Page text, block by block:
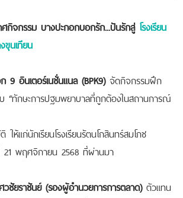
กิจกรรม บางปะกอกบอกรัก...ปันรักสู่ โรงเรียน
ขุนเทียน
9 อินเตอร์เนชั่นแนล (BPK9)จัดกิจกรรมฝึก
“ทักษะการปฐมพยาบาลที่ถูกต้องในสถานการณ์
ห้แก่นักเรียนโรงเรียนรัตนโกสินทร์สมโภช
21 พฤศจิกายน 2568 ที่ผ่านมา
ยราชันย์ (รองผู้อำนวยการการตลาด)ตัวแทน